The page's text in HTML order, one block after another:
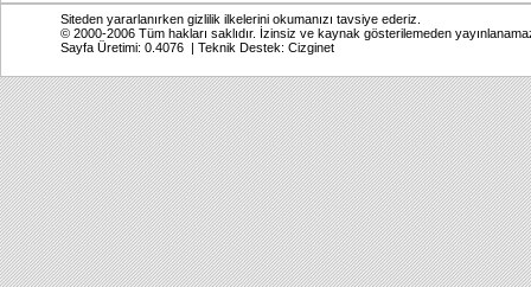
Siteden yararlanırken gizlilik ilkelerini okumanızı tavsiye ederiz.
© 2000-2006 Tüm hakları saklıdır. İzinsiz ve kaynak gösterilemeden
Sayfa Üretimi: 0.4076 | Teknik Destek: Cizginet